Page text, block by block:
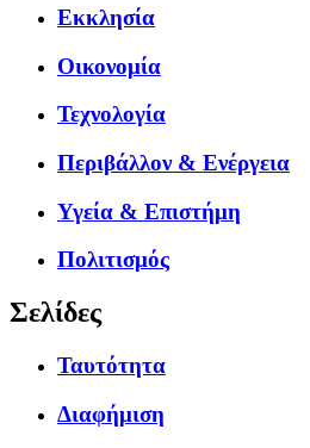
Εκκλησία
Οικονομία
Τεχνολογία
Περιβάλλον & Ενέργεια
Υγεία & Επιστήμη
Πολιτισμός
Σελίδες
Ταυτότητα
Διαφήμιση